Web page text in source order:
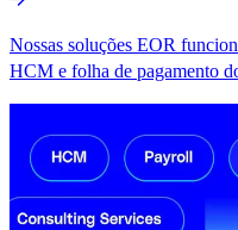
Nossas soluções EOR
HCM e folha de pagamento